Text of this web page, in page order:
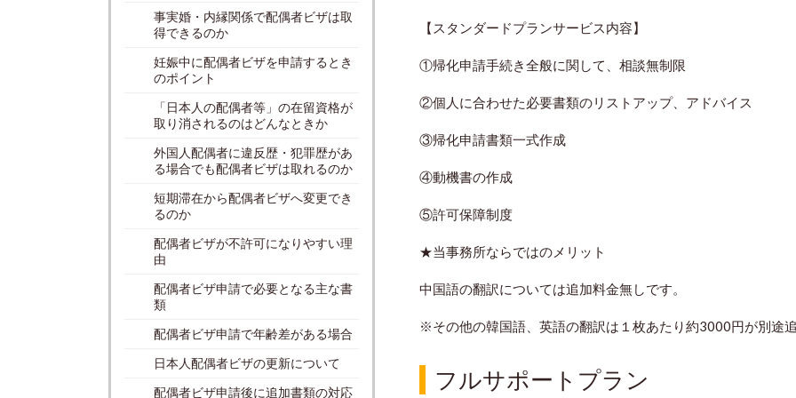
【スタンダードプランサービス内容】
①帰化申請手続き全般に関して、相談無制限
②個人に合わせた必要書類のリストアップ、アドバイス
③帰化申請書類一式作成
④動機書の作成
⑤許可保障制度
★当事務所ならではのメリット
中国語の翻訳については追加料金無しです。
※その他の韓国語、英語の翻訳は１枚あたり約3000円が別途追
フルサポートプラン
事実婚・内縁関係で配偶者ビザは取
得できるのか
妊娠中に配偶者ビザを申請するとき
のポイント
「日本人の配偶者等」の在留資格が
取り消されるのはどんなときか
外国人配偶者に違反歴・犯罪歴があ
る場合でも配偶者ビザは取れるのか
短期滞在から配偶者ビザへ変更でき
るのか
配偶者ビザが不許可になりやすい理
由
配偶者ビザ申請で必要となる主な書
類
配偶者ビザ申請で年齢差がある場合
日本人配偶者ビザの更新について
配偶者ビザ申請後に追加書類の対応